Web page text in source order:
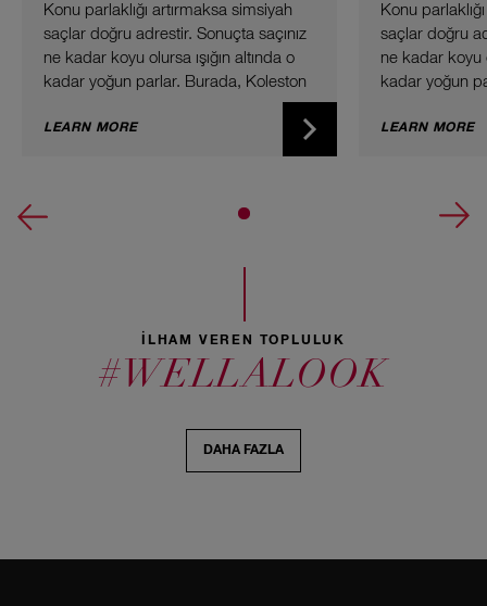
Konu parlaklığı artırmaksa simsiyah
saçlar doğru adrestir. Sonuçta saçınız
ne kadar koyu olursa ışığın altında o
kadar yoğun parlar. Burada, Koleston
Yoğun Krem Boya Seti ile kahverengi
saçları evde beş adımda nasıl siyaha
LEARN MORE
Konu
saçlar doğru
ne kadar koyu
kadar yoğun
saçları evde
LEARN MORE
İLHAM VEREN TOPLULUK
#WELLALOOK
DAHA FAZLA